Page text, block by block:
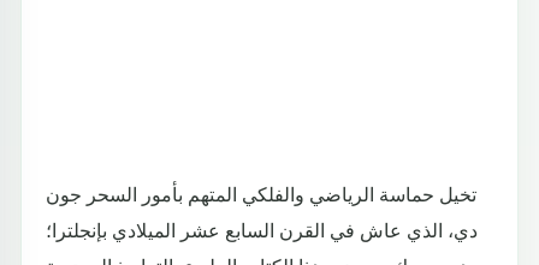
تخيل حماسة الرياضي والفلكي المتهم بأمور السحر جون
دي، الذي عاش في القرن السابع عشر الميلادي بإنجلترا؛